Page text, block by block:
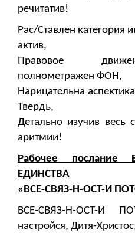
речитатив!
Рас/Ставлен категория
актив,
Правовое
полнометражен ФОН,
Нарицательна
Твердь,
Детально изучив весь
аритмии!
Рабочее послание
ЕДИНСТВА
«ВСЕ-СВЯЗ-Н-ОСТ-И
ВСЕ-СВЯЗ-Н-ОСТ-И
настройся, Дитя-